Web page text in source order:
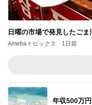
日曜の市場で発見したごま
Amebaトピックス 1日前
年収500万